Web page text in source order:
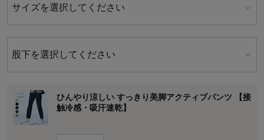
サイズを選択してください
股下を選択してください
ひんやり涼しい すっきり美脚アクティブパンツ 【接
触冷感・吸汗速乾】